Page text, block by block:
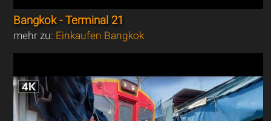
Bangkok - Terminal 21
mehr zu: Einkaufen Bangkok